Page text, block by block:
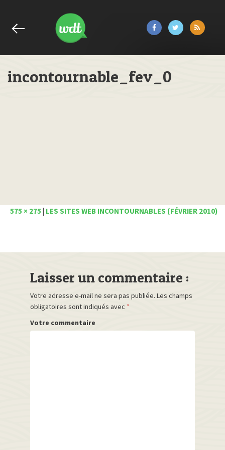
incontournable_fev_0
575 × 275 LES SITES WEB INCONTOURNABLES (FÉVRIER 2010)
Laisser un commentaire :
Votre adresse e-mail ne sera pas publiée. Les champs
obligatoires sont indiqués avec *
Votre commentaire